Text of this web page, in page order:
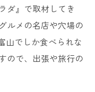
ダ』で取材してき
ルメの名店や穴場の
山でしか食べられな
ので、出張や旅行の